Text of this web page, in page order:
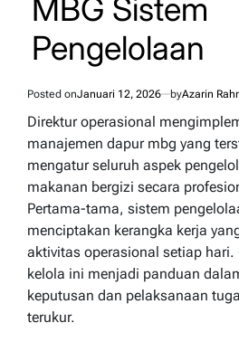
MBG Sistem
Pengelolaan
Posted onJanuari 12, 2026 byAzarin
Direktur operasional
manajemen dapur mbg yang
mengatur seluruh aspek
makanan bergizi secara
Pertama-tama, sistem
menciptakan kerangka kerja
aktivitas operasional setiap hari.
kelola ini menjadi panduan
keputusan dan pelaksanaan
terukur.